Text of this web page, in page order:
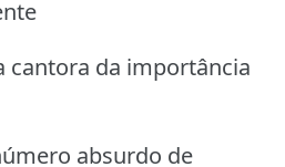
cantora da importância
absurdo de